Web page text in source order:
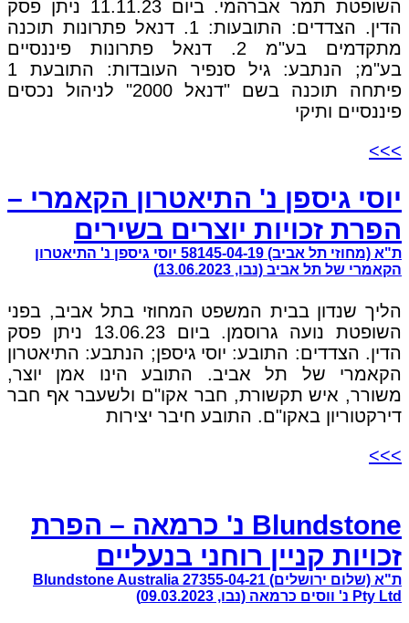
השופטת תמר אברהמי. ביום 11.11.23 ניתן פסק
הדין. הצדדים: התובעות: 1. דנאל פתרונות תוכנה
מתקדמים בע"מ 2. דנאל פתרונות פיננסיים
בע"מ; הנתבע: גיל סנפיר העובדות: התובעת 1
פיתחה תוכנה בשם "דנאל 2000" לניהול נכסים
פיננסיים ותיקי
>>>
יוסי גיספן נ' התיאטרון הקאמרי –
הפרת זכויות יוצרים בשירים
ת"א (מחוזי תל אביב) 58145-04-19 יוסי גיספן נ' התיאטרון
הקאמרי של תל אביב (נבו, 13.06.2023)
הליך שנדון בבית המשפט המחוזי בתל אביב, בפני
השופטת נועה גרוסמן. ביום 13.06.23 ניתן פסק
הדין. הצדדים: התובע: יוסי גיספן; הנתבע: התיאטרון
הקאמרי של תל אביב. התובע הינו אמן יוצר,
משורר, איש תקשורת, חבר אקו"ם ולשעבר אף חבר
דירקטוריון באקו"ם. התובע חיבר יצירות
>>>
Blundstone נ' כרמאה – הפרת
זכויות קניין רוחני בנעליים
ת"א (שלום ירושלים) 27355-04-21 Blundstone Australia
Pty Ltd נ' ווסים כרמאה (נבו, 09.03.2023)